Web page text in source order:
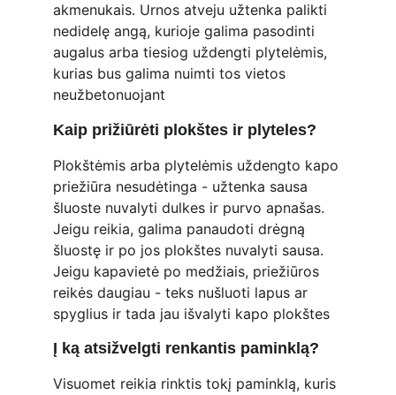
akmenukais. Urnos atveju užtenka palikti
nedidelę angą, kurioje galima pasodinti
augalus arba tiesiog uždengti plytelėmis,
kurias bus galima nuimti tos vietos
neužbetonuojant
Kaip prižiūrėti plokštes ir plyteles?
Plokštėmis arba plytelėmis uždengto kapo
priežiūra nesudėtinga - užtenka sausa
šluoste nuvalyti dulkes ir purvo apnašas.
Jeigu reikia, galima panaudoti drėgną
šluostę ir po jos plokštes nuvalyti sausa.
Jeigu kapavietė po medžiais, priežiūros
reikės daugiau - teks nušluoti lapus ar
spyglius ir tada jau išvalyti kapo plokštes
Į ką atsižvelgti renkantis paminklą?
Visuomet reikia rinktis tokį paminklą, kuris